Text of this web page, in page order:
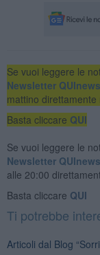
Se vuoi leggere le
Newsletter
mattino direttamente
Basta cliccare QUI
Se vuoi leggere le
Newsletter
alle 20:00
Basta cliccare QUI
Ti potrebbe
Articoli dal Blog